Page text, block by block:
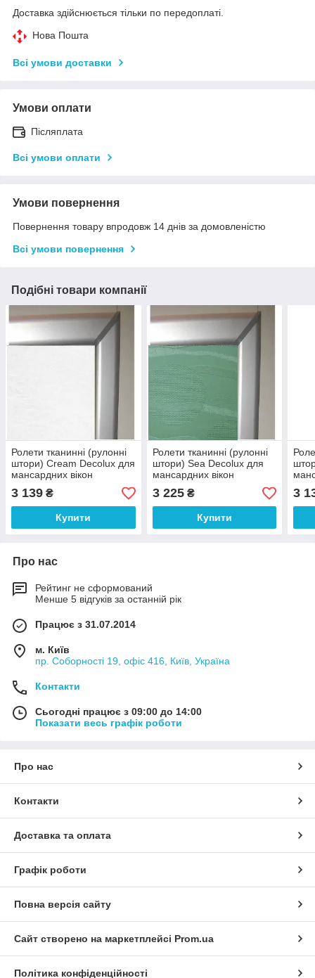
Доставка здійснюється тільки по передоплаті.
Нова Пошта
Всі умови доставки
Умови оплати
Післяплата
Всі умови оплати
Умови повернення
Повернення товару впродовж 14 днів за домовленістю
Всі умови повернення
Подібні товари компанії
Ролети тканинні (рулонні
штори) Cream Decolux для
мансардних вікон
3 139 ₴
Купити
Ролети тканинні (рулонні
штори) Sea Decolux для
мансардних вікон
3 225₴
Купити
3
Про нас
Рейтинг не сформований
Менше 5 відгуків за останній рік
Працює з 31.07.2014
м. Київ
пр. Соборності 19, офіс 416, Київ, Україна
Контакти
Сьогодні працює з 09:00 до 14:00
Показати весь графік роботи
Про нас
Контакти
Доставка та оплата
Графік роботи
Повна версія сайту
Сайт створено на маркетплейсі Prom.ua
Політика конфіденційності